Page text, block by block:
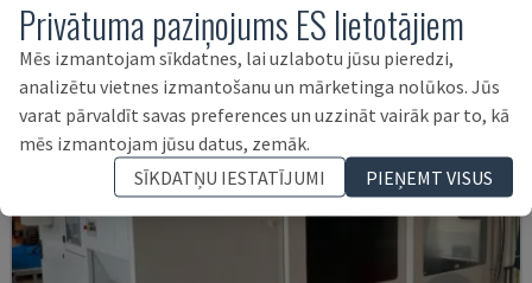
Privātuma paziņojums ES lietotājiem
Mēs izmantojam sīkdatnes, lai uzlabotu jūsu pieredzi,
analizētu vietnes izmantošanu un mārketinga nolūkos. Jūs
varat pārvaldīt savas preferences un uzzināt vairāk par to, kā
mēs izmantojam jūsu datus, zemāk.
SĪKDATŅU IESTATĪJUMI
PIEŅEMT VISUS